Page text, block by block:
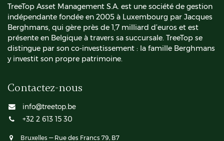
TreeTop Asset Management S.A. est une société de gestion
indépendante fondée en 2005 à Luxembourg par Jacques
Berghmans, qui gère près de 1,7 milliard d’euros et est
présente en Belgique à travers sa succursale. TreeTop se
distingue par son co-investissement : la famille Berghmans
y investit son propre patrimoine.
Contactez-nous
info@treetop.be
+32 2 613 15 30
Bruxelles — Rue des Francs 79, B7